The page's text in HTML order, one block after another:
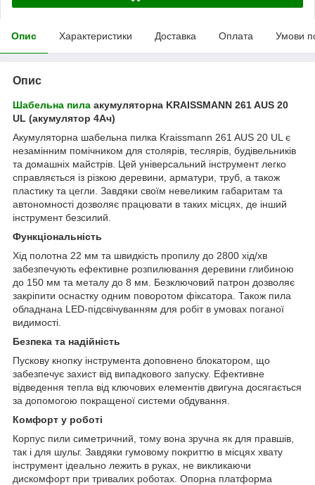
Опис Характеристики Доставка Оплата Умови
Опис
Шабельна пила акумуляторна KRAISSMANN 261 AUS 20
UL (акумулятор 4Ач)
Акумуляторна шабельна пилка Kraissmann 261 AUS 20 UL є
незамінним помічником для столярів, теслярів, будівельників
та домашніх майстрів. Цей універсальний інструмент легко
справляється із різкою деревини, арматури, труб, а також
пластику та цегли. Завдяки своїм невеликим габаритам та
автономності дозволяє працювати в таких місцях, де інший
інструмент безсилий.
Функціональність
Хід полотна 22 мм та швидкість пропилу до 2800 хід/хв
забезпечують ефективне розпилювання деревини глибиною
до 150 мм та металу до 8 мм. Безключовий патрон дозволяє
закріпити оснастку одним поворотом фіксатора. Також пила
обладнана LED-підсвічуванням для робіт в умовах поганої
видимості.
Безпека та надійність
Пускову кнопку інструмента доповнено блокатором, що
забезпечує захист від випадкового запуску. Ефективне
відведення тепла від ключових елементів двигуна досягається
за допомогою покращеної системи обдування.
Комфорт у роботі
Корпус пили симетричний, тому вона зручна як для правшів,
так і для шульг. Завдяки гумовому покриттю в місцях хвату
інструмент ідеально лежить в руках, не викликаючи
дискомфорт при тривалих роботах. Опорна платформа